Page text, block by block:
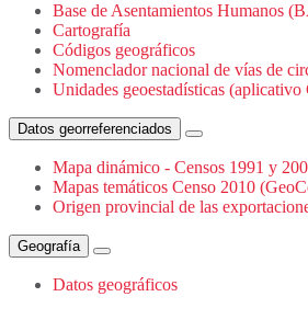
Base de Asentamientos Humanos
Cartografía
Códigos geográficos
Nomenclador nacional de vías de
Unidades geoestadísticas (aplicativo
Datos georreferenciados
Mapa dinámico - Censos 1991 y
Mapas temáticos Censo 2010
Origen provincial de las
Geografía
Datos geográficos